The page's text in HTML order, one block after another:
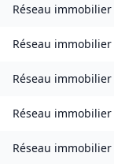
Réseau immobilier
Réseau immobilier
Réseau immobilier
Réseau immobilier
Réseau immobilier